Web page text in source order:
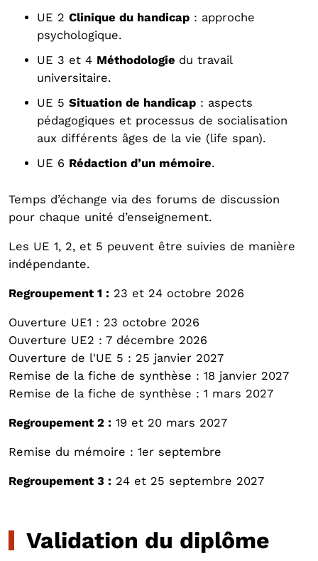
UE 2 Clinique du handicap : approche
psychologique.
UE 3 et 4 Méthodologie du travail
universitaire.
UE 5 Situation de handicap : aspects
pédagogiques et processus de socialisation
aux différents âges de la vie (life span).
UE 6 Rédaction d’un mémoire.
Temps d’échange via des forums de discussion
pour chaque unité d’enseignement.
Les UE 1, 2, et 5 peuvent être suivies de manière
indépendante.
Regroupement 1 : 23 et 24 octobre 2026
Ouverture UE1 : 23 octobre 2026
Ouverture UE2 : 7 décembre 2026
Ouverture de l'UE 5 : 25 janvier 2027
Remise de la fiche de synthèse : 18 janvier 2027
Remise de la fiche de synthèse : 1 mars 2027
Regroupement 2 : 19 et 20 mars 2027
Remise du mémoire : 1er septembre
Regroupement 3 : 24 et 25 septembre 2027
Validation du diplôme